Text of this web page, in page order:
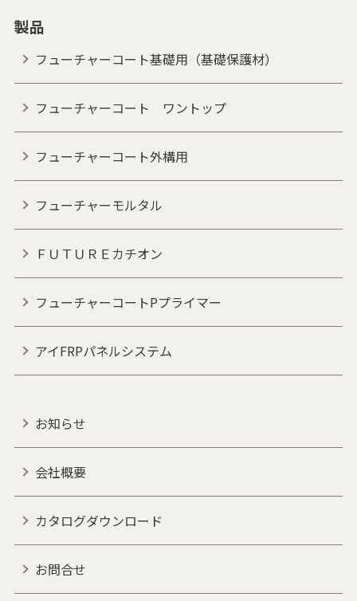
製品
フューチャーコート基礎用（基礎保護材）
フューチャーコート ワントップ
フューチャーコート外構用
フューチャーモルタル
ＦＵＴＵＲＥカチオン
フューチャーコートPプライマー
アイFRPパネルシステム
お知らせ
会社概要
カタログダウンロード
お問合せ